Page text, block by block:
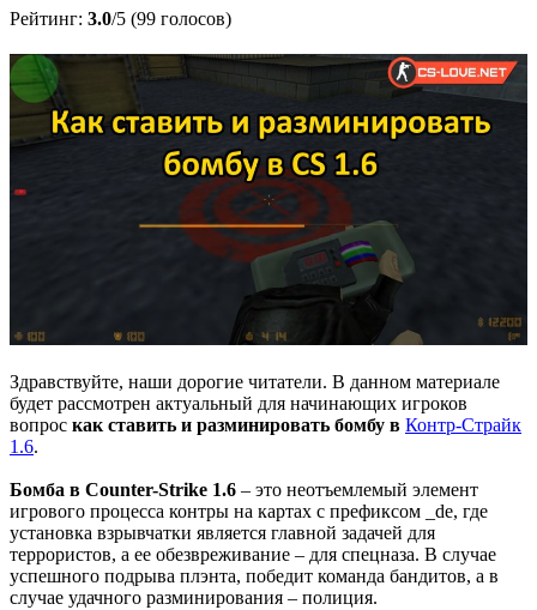
Рейтинг: 3.0/5 (99 голосов)
Здравствуйте, наши дорогие читатели. В данном материале
будет рассмотрен актуальный для начинающих игроков
вопрос как ставить и разминировать бомбу в Контр-Страйк
1.6.
Бомба в Counter-Strike 1.6 – это неотъемлемый элемент
игрового процесса контры на картах с префиксом _de, где
установка взрывчатки является главной задачей для
террористов, а ее обезвреживание – для спецназа. В случае
успешного подрыва плэнта, победит команда бандитов, а в
случае удачного разминирования – полиция.